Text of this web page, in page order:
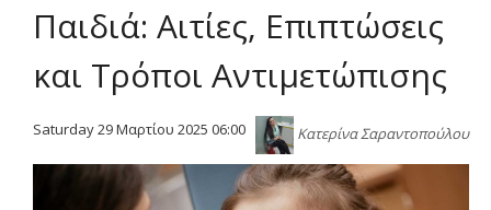
Παιδιά: Αιτίες, Επιπτώσεις
και Τρόποι Αντιμετώπισης
Κατερίνα Σαραντοπούλου
Saturday 29 Μαρτίου 2025 06:00